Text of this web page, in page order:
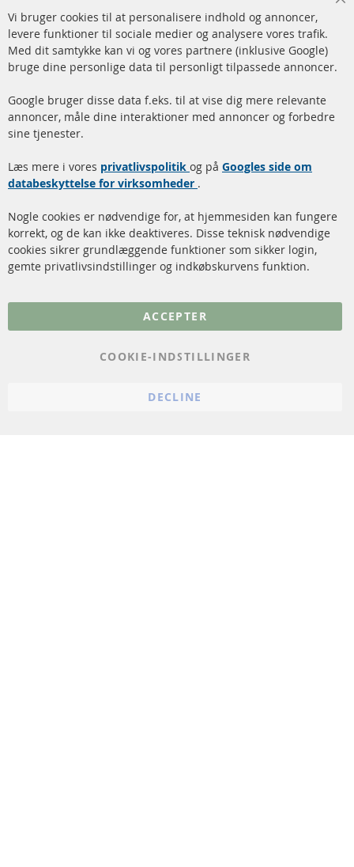
info@contra-automotive.de
www.contra-automotive.de
Facebook
Instagram
Hurtige links
Dieselpartikelfilter (DPF)
rengøring
Katalysator (KAT)
Sensorer
FAQ
Kundeservice
Betalingsmetoder
Kontakt
Vi bruger cookies til at personalisere indhold og annoncer,
levere funktioner til sociale medier og analysere vores trafik.
Med dit samtykke kan vi og vores partnere (inklusive Google)
bruge dine personlige data til personligt tilpassede annoncer.
Google bruger disse data f.eks. til at vise dig mere relevante
annoncer, måle dine interaktioner med annoncer og forbedre
sine tjenester.
Læs mere i vores privatlivspolitik og på Googles side om
databeskyttelse for virksomheder .
Nogle cookies er nødvendige for, at hjemmesiden kan fungere
korrekt, og de kan ikke deaktiveres. Disse teknisk nødvendige
cookies sikrer grundlæggende funktioner som sikker login,
gemte privatlivsindstillinger og indkøbskurvens funktion.
ACCEPTER
COOKIE-INDSTILLINGER
DECLINE